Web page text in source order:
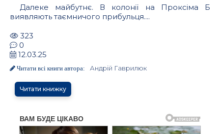
Далеке майбутнє. В колонії на Проксіма Б
виявляють таємничого прибульця....
323
0
12.03.25
Читати всі книги автора: Андрій Гаврилюк
Читати книжку